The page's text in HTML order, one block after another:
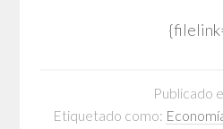
Publicado
Etiquetado como: